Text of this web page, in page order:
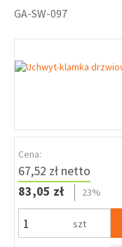
GA-SW-097
Cena:
67,52 zł netto
83,05 zł
23%
szt